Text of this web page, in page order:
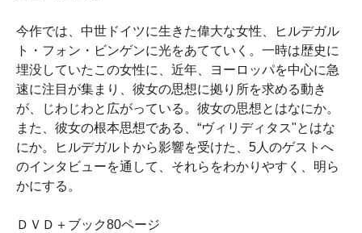
今作では、中世ドイツに生きた偉大な女性、ヒルデガル
ト・フォン・ビンゲンに光をあてていく。一時は歴史に
埋没していたこの女性に、近年、ヨーロッパを中心に急
速に注目が集まり、彼女の思想に拠り所を求める動き
が、じわじわと広がっている。彼女の思想とはなにか。
また、彼女の根本思想である、“ヴィリディタス"とはな
にか。ヒルデガルトから影響を受けた、5人のゲストへ
のインタビューを通して、それらをわかりやすく、明ら
かにする。
ＤＶＤ＋ブック80ページ